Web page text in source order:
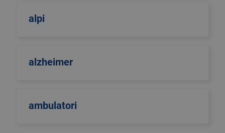
alpi
alzheimer
ambulatori